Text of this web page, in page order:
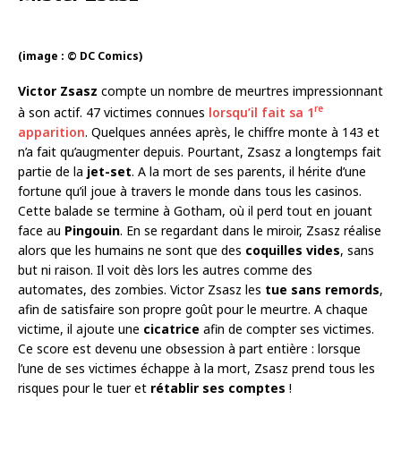
(image : © DC Comics)
Victor Zsasz compte un nombre de meurtres impressionnant
à son actif. 47 victimes connues lorsqu’il fait sa 1re
apparition. Quelques années après, le chiffre monte à 143 et
n’a fait qu’augmenter depuis. Pourtant, Zsasz a longtemps fait
partie de la jet-set. A la mort de ses parents, il hérite d’une
fortune qu’il joue à travers le monde dans tous les casinos.
Cette balade se termine à Gotham, où il perd tout en jouant
face au Pingouin. En se regardant dans le miroir, Zsasz réalise
alors que les humains ne sont que des coquilles vides, sans
but ni raison. Il voit dès lors les autres comme des
automates, des zombies. Victor Zsasz les tue sans remords,
afin de satisfaire son propre goût pour le meurtre. A chaque
victime, il ajoute une cicatrice afin de compter ses victimes.
Ce score est devenu une obsession à part entière : lorsque
l’une de ses victimes échappe à la mort, Zsasz prend tous les
risques pour le tuer et rétablir ses comptes !